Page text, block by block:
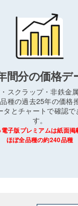
間分の価格デ
スクラップ・非鉄金
種の過去25年の価格
タとチャートで確認で
す。
子版プレミアムは紙面掲
ほぼ全品種の約240品種